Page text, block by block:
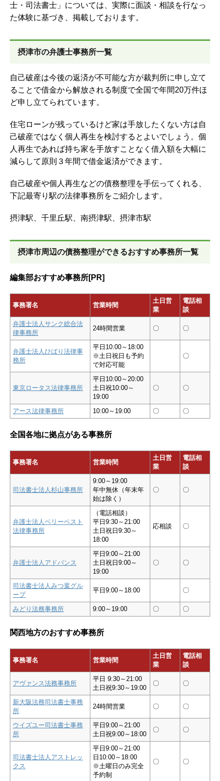
士・司法書士」については、実際に面談・相談を行なっ
た体験に基づき、掲載しております。
摂津市の弁護士事務所一覧
自己破産は今後の返済が不可能な方が裁判所に申し立て
ることで借金から解放される制度で全国で年間20万件ほ
ど申し立てられています。
住宅ローンが残っているけど家は手放したくない方は自
己破産ではなく個人再生を検討するとよいでしょう。個
人再生であれば持ち家を手放すことなく借入額を大幅に
減らして原則３年間で借金返済ができます。
自己破産や個人再生などの債務整理を手伝ってくれる、
下記最寄り駅の法律事務所をご紹介します。
摂津駅、千里丘駅、南摂津駅、摂津市駅
摂津市周辺の債務整理ができるおすすめ事務所一覧
編集部おすすめ事務所[PR]
事務署名 営業時間
土日営
業
電話相
談
弁護士法人サンク総合法
律事務所
24時間営業 〇 〇
弁護士法人ひばり法律事
務所
平日10:00～18:00
※土日祝日も予約
で対応可能
〇
東京ロータス法律事務所
平日10:00～20:00
土日祝10:00～
19:00
〇 〇
アース法律事務所 10:00～19:00 〇 〇
全国各地に拠点がある事務所
事務署名 営業時間
土日営
業
電話相
談
司法書士法人杉山事務所
9:00～19:00
年中無休（年末年
始は除く）
〇 〇
弁護士法人ベリーベスト
法律事務所
（電話相談）
平日9:30～21:00
土日祝日9:30～
18:00
応相談 〇
弁護士法人アドバンス
平日9:00～21:00
土日祝日9:00～
19:00
〇 〇
司法書士法人みつ葉グル
ープ
平日9:00～18:00 〇
みどり法務事務所 9:00～19:00 〇 〇
関西地方のおすすめ事務所
事務署名 営業時間
土日営
業
電話相
談
アヴァンス法務事務所
平日 9:30～21:00
土日祝9:30～19:00
〇 〇
新大阪法務司法書士事務
所
24時間営業 〇 〇
ウイズユー司法書士事務
所
平日9:00～21:00
土日祝9:00～18:00
〇 〇
司法書士法人アストレッ
クス
平日9:00～21:00
日10:00～18:00
※土曜日のみ完全
予約制
〇 〇